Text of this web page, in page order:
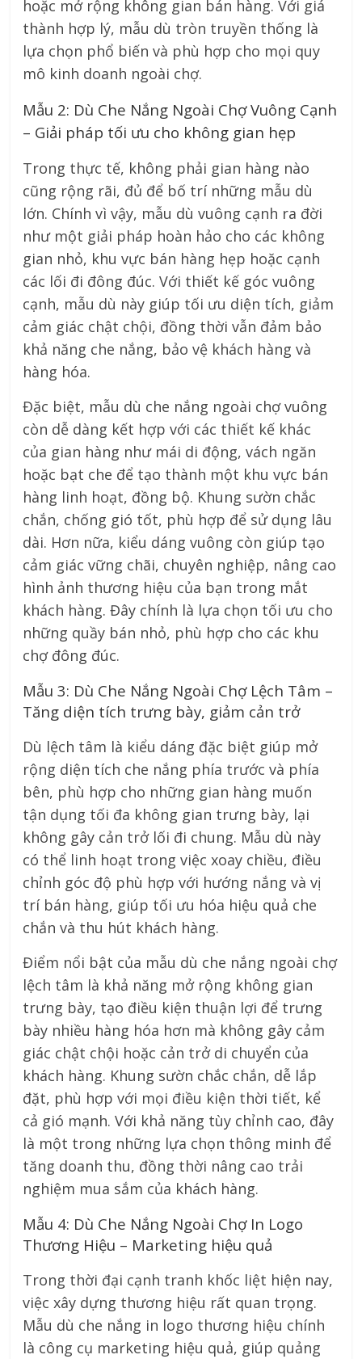
hoặc mở rộng không gian bán hàng. Với giá
thành hợp lý, mẫu dù tròn truyền thống là
lựa chọn phổ biến và phù hợp cho mọi quy
mô kinh doanh ngoài chợ.
Mẫu 2: Dù Che Nắng Ngoài Chợ Vuông Cạnh
– Giải pháp tối ưu cho không gian hẹp
Trong thực tế, không phải gian hàng nào
cũng rộng rãi, đủ để bố trí những mẫu dù
lớn. Chính vì vậy, mẫu dù vuông cạnh ra đời
như một giải pháp hoàn hảo cho các không
gian nhỏ, khu vực bán hàng hẹp hoặc cạnh
các lối đi đông đúc. Với thiết kế góc vuông
cạnh, mẫu dù này giúp tối ưu diện tích, giảm
cảm giác chật chội, đồng thời vẫn đảm bảo
khả năng che nắng, bảo vệ khách hàng và
hàng hóa.
Đặc biệt, mẫu dù che nắng ngoài chợ vuông
còn dễ dàng kết hợp với các thiết kế khác
của gian hàng như mái di động, vách ngăn
hoặc bạt che để tạo thành một khu vực bán
hàng linh hoạt, đồng bộ. Khung sườn chắc
chắn, chống gió tốt, phù hợp để sử dụng lâu
dài. Hơn nữa, kiểu dáng vuông còn giúp tạo
cảm giác vững chãi, chuyên nghiệp, nâng cao
hình ảnh thương hiệu của bạn trong mắt
khách hàng. Đây chính là lựa chọn tối ưu cho
những quầy bán nhỏ, phù hợp cho các khu
chợ đông đúc.
Mẫu 3: Dù Che Nắng Ngoài Chợ Lệch Tâm –
Tăng diện tích trưng bày, giảm cản trở
Dù lệch tâm là kiểu dáng đặc biệt giúp mở
rộng diện tích che nắng phía trước và phía
bên, phù hợp cho những gian hàng muốn
tận dụng tối đa không gian trưng bày, lại
không gây cản trở lối đi chung. Mẫu dù này
có thể linh hoạt trong việc xoay chiều, điều
chỉnh góc độ phù hợp với hướng nắng và vị
trí bán hàng, giúp tối ưu hóa hiệu quả che
chắn và thu hút khách hàng.
Điểm nổi bật của mẫu dù che nắng ngoài chợ
lệch tâm là khả năng mở rộng không gian
trưng bày, tạo điều kiện thuận lợi để trưng
bày nhiều hàng hóa hơn mà không gây cảm
giác chật chội hoặc cản trở di chuyển của
khách hàng. Khung sườn chắc chắn, dễ lắp
đặt, phù hợp với mọi điều kiện thời tiết, kể
cả gió mạnh. Với khả năng tùy chỉnh cao, đây
là một trong những lựa chọn thông minh để
tăng doanh thu, đồng thời nâng cao trải
nghiệm mua sắm của khách hàng.
Mẫu 4: Dù Che Nắng Ngoài Chợ In Logo
Thương Hiệu – Marketing hiệu quả
Trong thời đại cạnh tranh khốc liệt hiện nay,
việc xây dựng thương hiệu rất quan trọng.
Mẫu dù che nắng in logo thương hiệu chính
là công cụ marketing hiệu quả, giúp quảng